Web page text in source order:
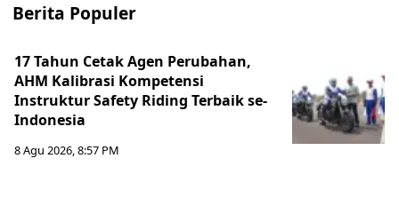
Berita Populer
17 Tahun Cetak Agen Perubahan,
AHM Kalibrasi Kompetensi
Instruktur Safety Riding Terbaik se-
Indonesia
8 Agu 2026, 8:57 PM